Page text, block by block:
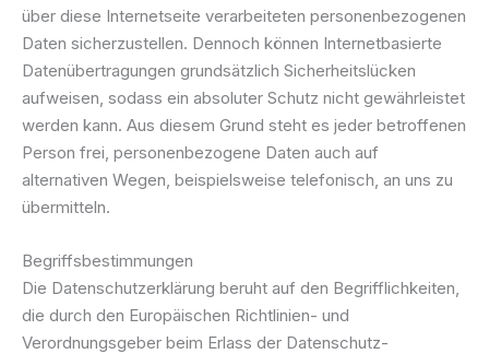
über diese Internetseite verarbeiteten personenbezogenen
Daten sicherzustellen. Dennoch können Internetbasierte
Datenübertragungen grundsätzlich Sicherheitslücken
aufweisen, sodass ein absoluter Schutz nicht gewährleistet
werden kann. Aus diesem Grund steht es jeder betroffenen
Person frei, personenbezogene Daten auch auf
alternativen Wegen, beispielsweise telefonisch, an uns zu
übermitteln.
Begriffsbestimmungen
Die Datenschutzerklärung beruht auf den Begrifflichkeiten,
die durch den Europäischen Richtlinien- und
Verordnungsgeber beim Erlass der Datenschutz-